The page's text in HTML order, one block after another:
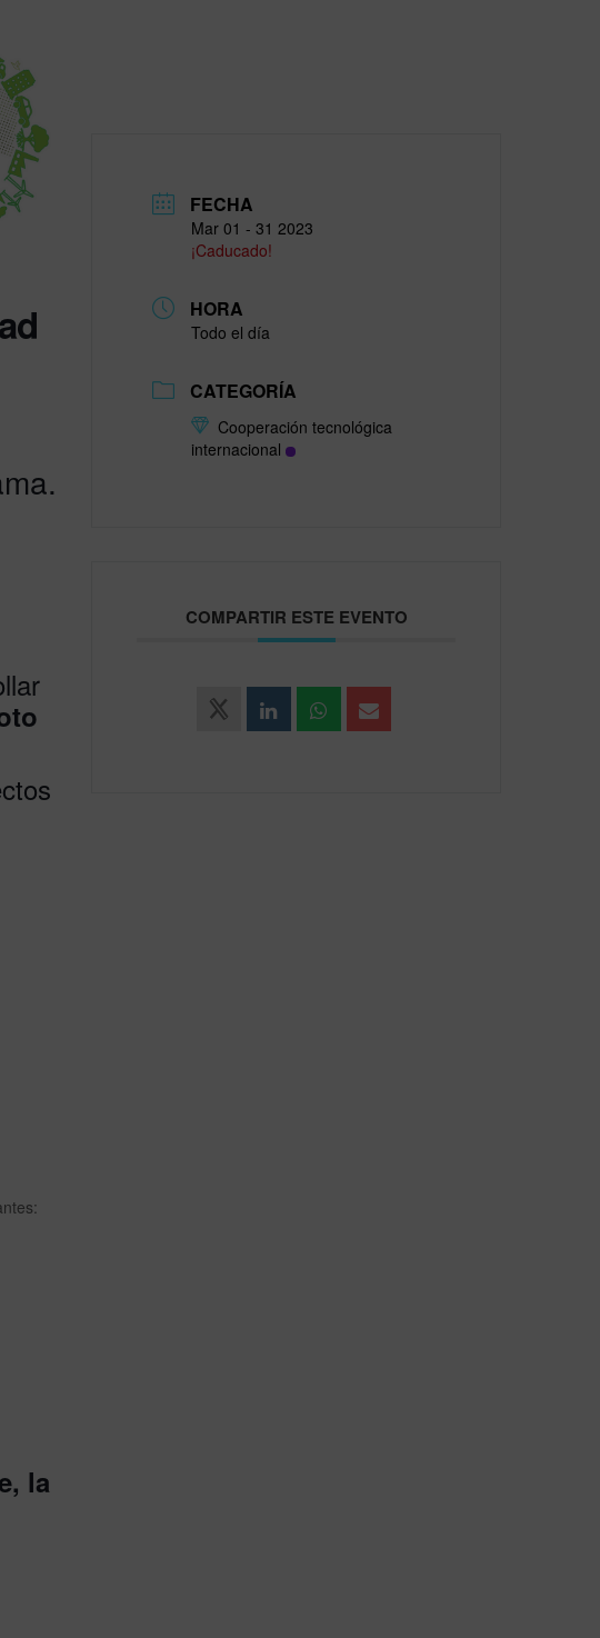
la
FECHA
Mar 01 - 31 2023
¡Caducado!
HORA
Todo el día
CATEGORÍA
Cooperación tecnológica
internacional
COMPARTIR ESTE EVENTO